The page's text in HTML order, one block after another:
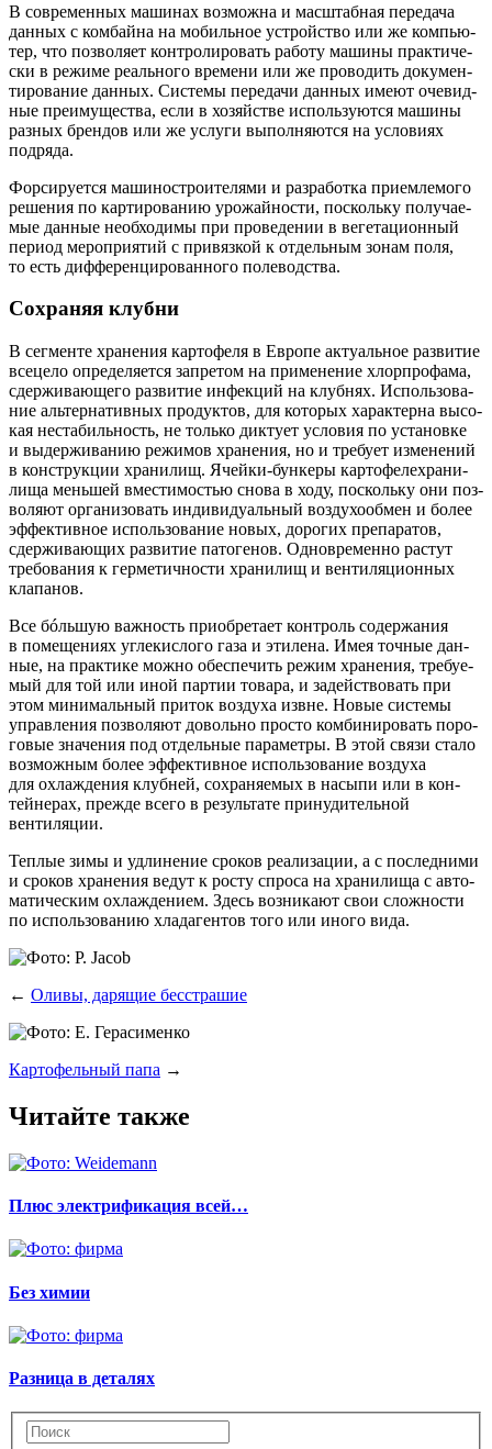
В совре­мен­ных маши­нах воз­мож­на и мас­штаб­ная пере­да­ча
дан­ных с ком­бай­на на мобиль­ное устрой­ство или же ком­пью­
тер, что поз­во­ля­ет кон­тро­ли­ро­вать рабо­ту маши­ны прак­ти­че­
ски в режи­ме реаль­но­го вре­ме­ни или же про­во­дить доку­мен­
ти­ро­ва­ние дан­ных. Систе­мы пере­да­чи дан­ных име­ют оче­вид­
ные пре­иму­ще­ства, если в хозяй­стве исполь­зу­ют­ся маши­ны
раз­ных брен­дов или же услу­ги выпол­ня­ют­ся на усло­ви­ях
подряда.
Фор­си­ру­ет­ся маши­но­стро­и­те­ля­ми и раз­ра­бот­ка при­ем­ле­мо­го
реше­ния по кар­ти­ро­ва­нию уро­жай­но­сти, посколь­ку полу­ча­е­
мые дан­ные необ­хо­ди­мы при про­ве­де­нии в веге­та­ци­он­ный
пери­од меро­при­я­тий с при­вяз­кой к отдель­ным зонам поля,
то есть диф­фе­рен­ци­ро­ван­но­го полеводства.
Сохраняя клубни
В сег­мен­те хра­не­ния кар­то­фе­ля в Евро­пе акту­аль­ное раз­ви­тие
все­це­ло опре­де­ля­ет­ся запре­том на при­ме­не­ние хлор­про­фа­ма,
сдер­жи­ва­ю­ще­го раз­ви­тие инфек­ций на клуб­нях. Исполь­зо­ва­
ние аль­тер­на­тив­ных про­дук­тов, для кото­рых харак­тер­на высо­
кая неста­биль­ность, не толь­ко дик­ту­ет усло­вия по уста­нов­ке
и выдер­жи­ва­нию режи­мов хра­не­ния, но и тре­бу­ет изме­не­ний
в кон­струк­ции хра­ни­лищ. Ячей­ки-бун­ке­ры кар­то­фе­ле­хра­ни­
ли­ща мень­шей вме­сти­мо­стью сно­ва в ходу, посколь­ку они поз­
во­ля­ют орга­ни­зо­вать инди­ви­ду­аль­ный воз­ду­хо­об­мен и более
эффек­тив­ное исполь­зо­ва­ние новых, доро­гих пре­па­ра­тов,
сдер­жи­ва­ю­щих раз­ви­тие пато­ге­нов. Одно­вре­мен­но рас­тут
тре­бо­ва­ния к гер­ме­тич­но­сти хра­ни­лищ и вен­ти­ля­ци­он­ных
клапанов.
Все бóль­шую важ­ность при­об­ре­та­ет кон­троль содер­жа­ния
в поме­ще­ни­ях угле­кис­ло­го газа и эти­ле­на. Имея точ­ные дан­
ные, на прак­ти­ке мож­но обес­пе­чить режим хра­не­ния, тре­бу­е­
мый для той или иной пар­тии това­ра, и задей­ство­вать при
этом мини­маль­ный при­ток воз­ду­ха извне. Новые систе­мы
управ­ле­ния поз­во­ля­ют доволь­но про­сто ком­би­ни­ро­вать поро­
го­вые зна­че­ния под отдель­ные пара­мет­ры. В этой свя­зи ста­ло
воз­мож­ным более эффек­тив­ное исполь­зо­ва­ние воз­ду­ха
для охла­жде­ния клуб­ней, сохра­ня­е­мых в насы­пи или в кон­
тей­не­рах, преж­де все­го в резуль­та­те при­ну­ди­тель­ной
вентиляции.
Теп­лые зимы и удли­не­ние сро­ков реа­ли­за­ции, а с послед­ни­ми
и сро­ков хра­не­ния ведут к росту спро­са на хра­ни­ли­ща с авто­
ма­ти­че­ским охла­жде­ни­ем. Здесь воз­ни­ка­ют свои слож­но­сти
по исполь­зо­ва­нию хлад­аген­тов того или ино­го вида.
← Оливы, дарящие бесстрашие
Картофельный папа →
Читайте также
Плюс электрификация всей…
Без химии
Разница в деталях